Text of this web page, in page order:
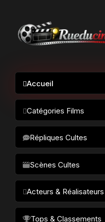
Accueil
Catégories Films
Science-fiction
Drame / Thriller
Comédie/humour
Horreur
Fantastique
Répliques Cultes
Scènes Cultes
Acteurs & Réalisateurs
Tops & Classements